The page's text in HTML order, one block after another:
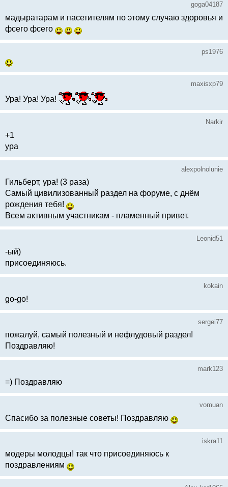
goga04187
мадыратарам и пасетителям по этому случаю здоровья и
фсего фсего
ps1976
maxisxp79
Ура! Ура! Ура!
Narkir
+1
ура
alexpolnolunie
Гильберт, ура! (3 раза)
Самый цивилизованный раздел на форуме, с днём
рождения тебя!
Всем активным участникам - пламенный привет.
Leonid51
-ый)
присоединяюсь.
kokain
go-go!
sergei77
пожалуй, самый полезный и нефлудовый раздел!
Поздравляю!
mark123
=) Поздравляю
vomuan
Спасибо за полезные советы! Поздравляю
iskra11
модеры молодцы! так что присоединяюсь к
поздравлениям